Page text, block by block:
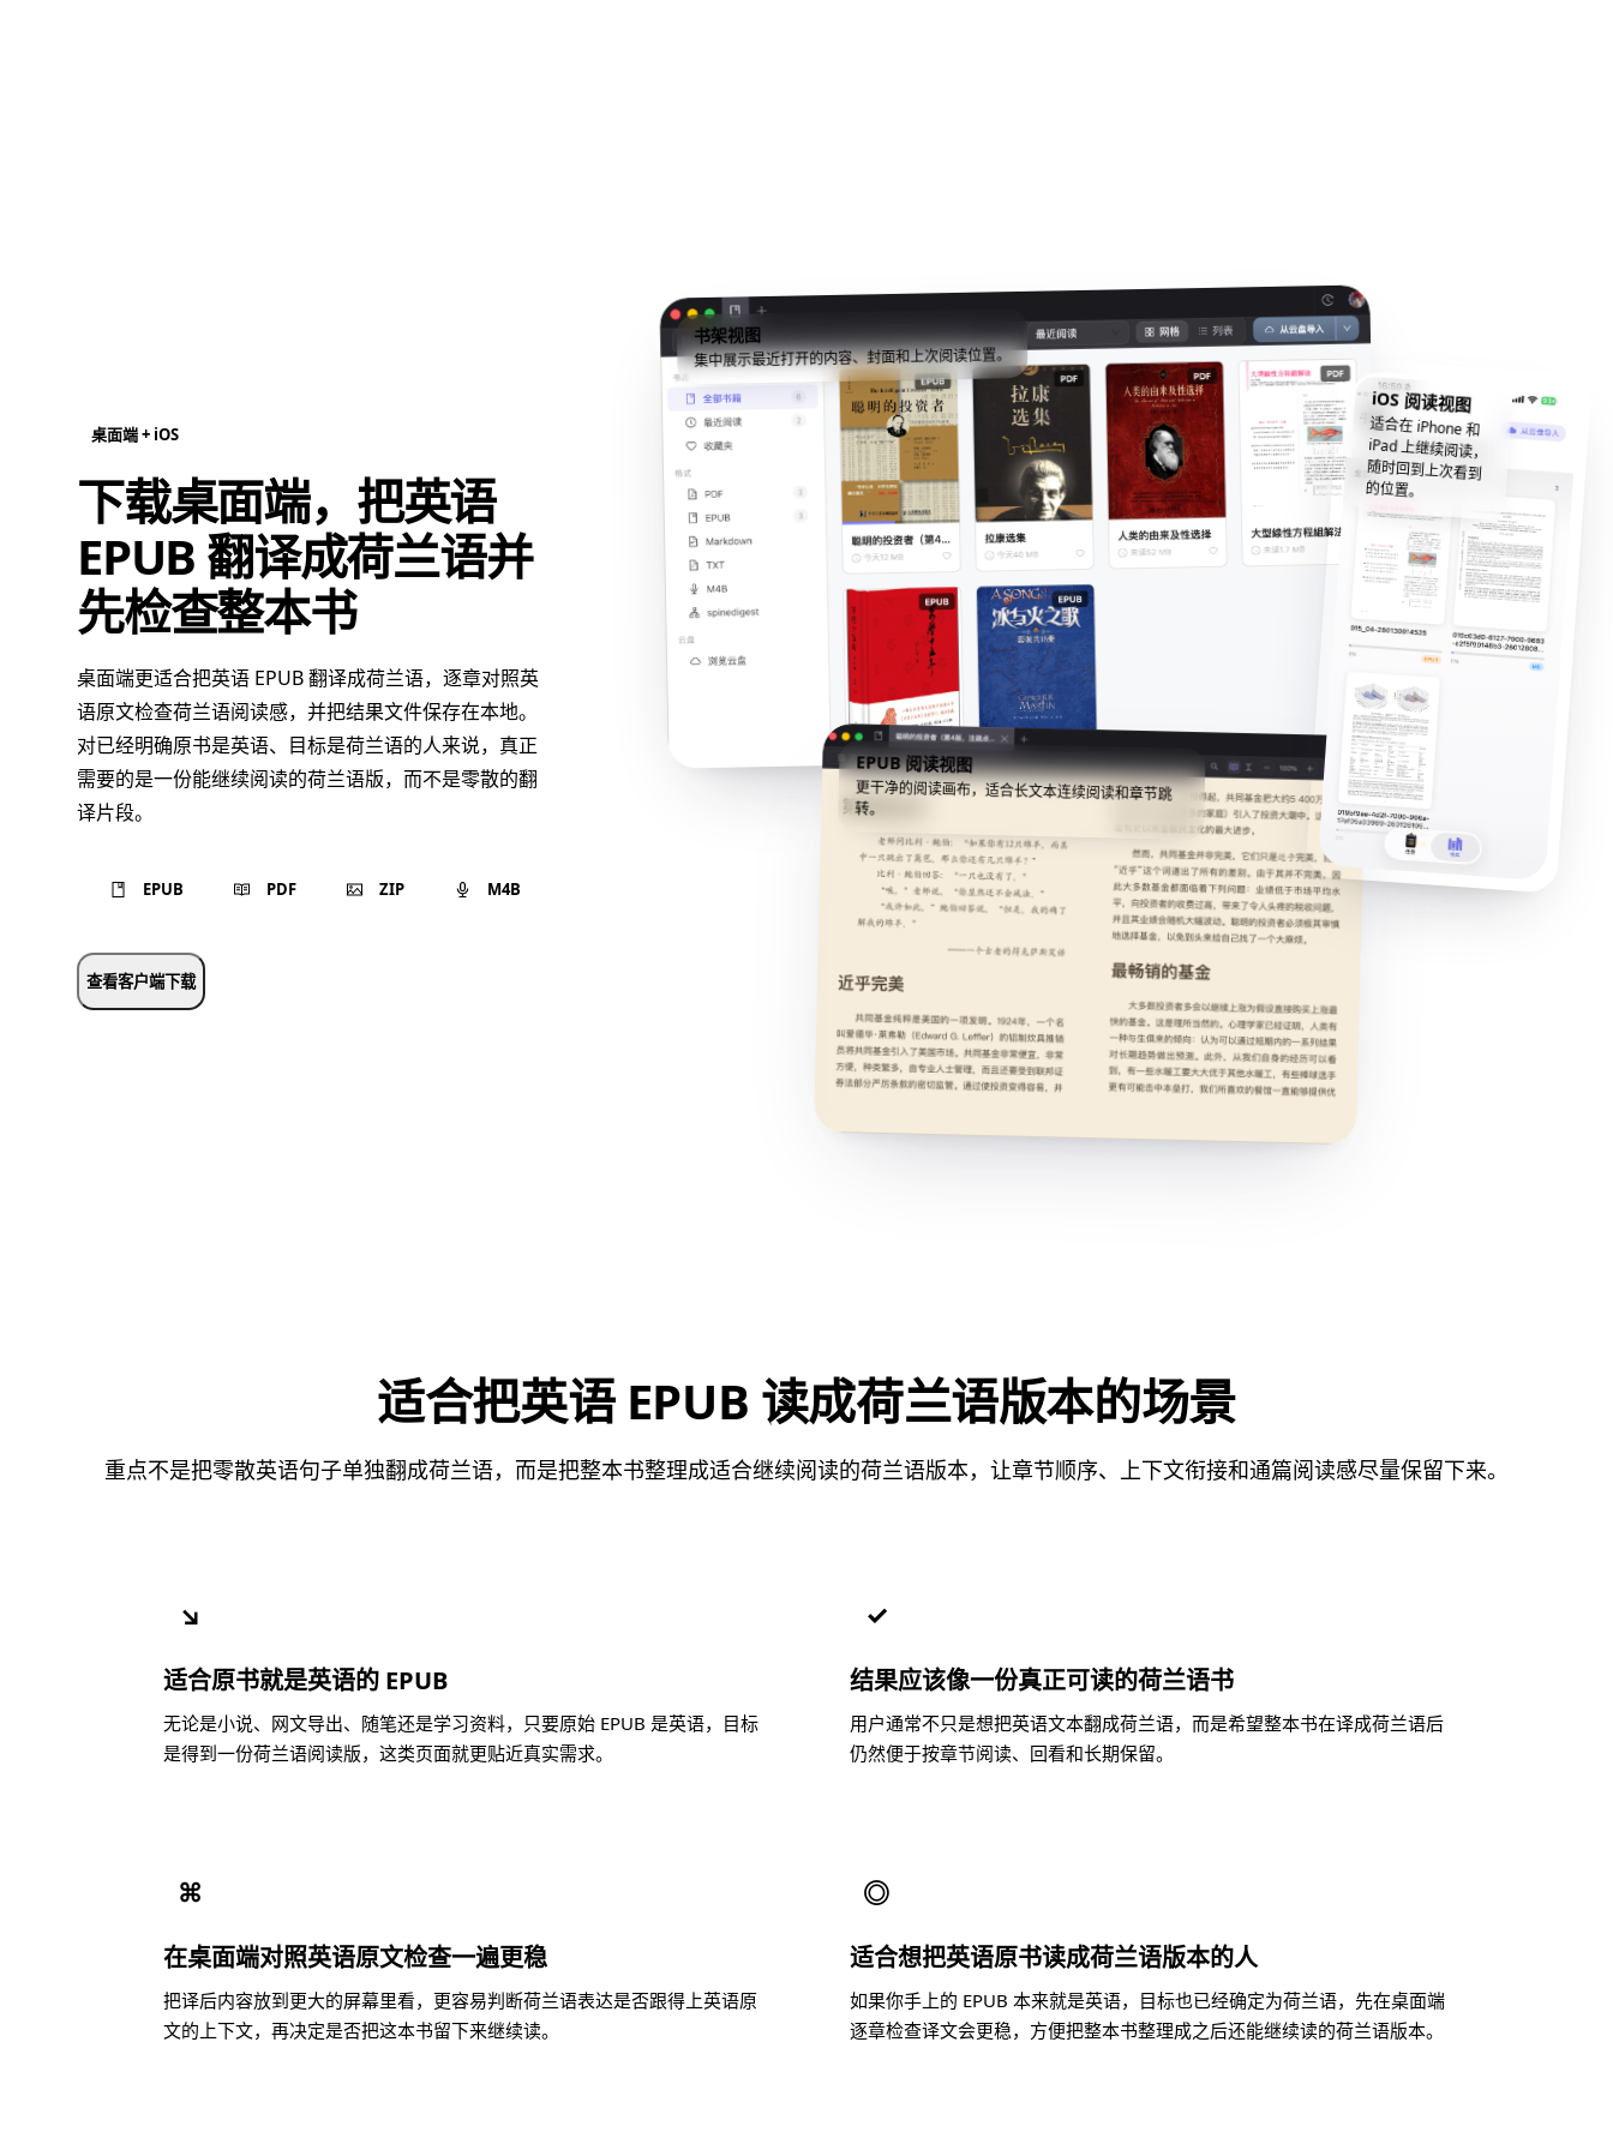
桌面端 + iOS
下载桌面端，把英语
EPUB 翻译成荷兰语并
先检查整本书
桌面端更适合把英语 EPUB 翻译成荷兰语，逐章对照英
语原文检查荷兰语阅读感，并把结果文件保存在本地。
对已经明确原书是英语、目标是荷兰语的人来说，真正
需要的是一份能继续阅读的荷兰语版，而不是零散的翻
译片段。
EPUB PDF ZIP M4B
查看客户端下载
书架视图
集中展示最近打开的内容、封面和上次阅读位置。
EPUB 阅读视图
更干净的阅读画布，适合长文本连续阅读和章节跳
转。
iOS 阅读视图
适合在 iPhone 和
iPad 上继续阅读，
随时回到上次看到
的位置。
适合把英语 EPUB 读成荷兰语版本的场景
重点不是把零散英语句子单独翻成荷兰语，而是把整本书整理成适合继续阅读的荷兰语版本，让章节顺序、上下文衔接和通篇阅读感尽量保留下来。
↘
适合原书就是英语的 EPUB
无论是小说、网文导出、随笔还是学习资料，只要原始 EPUB 是英语，目标
是得到一份荷兰语阅读版，这类页面就更贴近真实需求。
✓
结果应该像一份真正可读的荷兰语书
用户通常不只是想把英语文本翻成荷兰语，而是希望整本书在译成荷兰语后
仍然便于按章节阅读、回看和长期保留。
⌘
在桌面端对照英语原文检查一遍更稳
把译后内容放到更大的屏幕里看，更容易判断荷兰语表达是否跟得上英语原
文的上下文，再决定是否把这本书留下来继续读。
◎
适合想把英语原书读成荷兰语版本的人
如果你手上的 EPUB 本来就是英语，目标也已经确定为荷兰语，先在桌面端
逐章检查译文会更稳，方便把整本书整理成之后还能继续读的荷兰语版本。